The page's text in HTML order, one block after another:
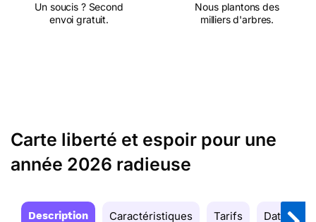
Un soucis ? Second
envoi gratuit.
Nous plantons des
milliers d'arbres.
Carte liberté et espoir pour une
année 2026 radieuse
Description Caractéristiques Tarifs Date de